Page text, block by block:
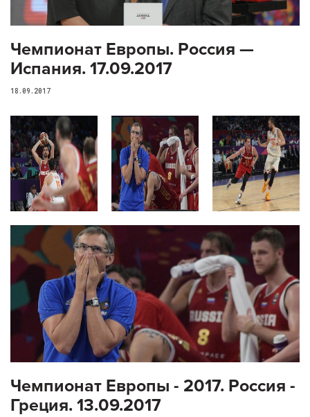
Чемпионат Европы. Россия —
Испания. 17.09.2017
18.09.2017
Чемпионат Европы - 2017. Россия -
Греция. 13.09.2017